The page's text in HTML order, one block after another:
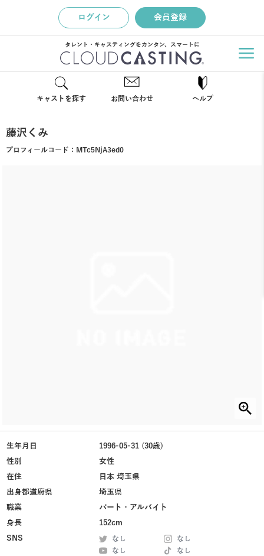
ログイン 会員登録
タレント・キャスティングをカンタン、スマートに
キャストを探す お問い合わせ ヘルプ
藤沢くみ
プロフィールコード： MTc5NjA3ed0
生年月日
1996-05-31 (30歳)
性別
女性
在住
日本 埼玉県
出身都道府県
埼玉県
職業
パート・アルバイト
身長
152cm
SNS
なし
なし
なし
なし